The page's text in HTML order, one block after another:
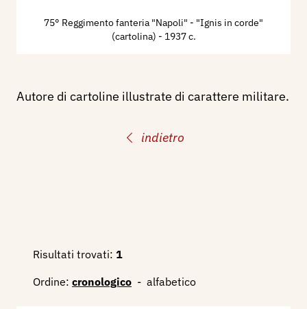
indietro
75° Reggimento fanteria "Napoli" - "Ignis in corde"
(cartolina) - 1937 c.
Autore di cartoline illustrate di carattere militare.
Risultati trovati: 1
Ordine: cronologico - alfabetico